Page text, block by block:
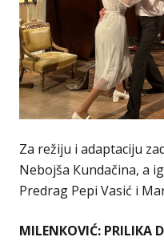
Za režiju i adaptaciju
Nebojša Кundačina, a
Predrag Pepi Vasić i
MILENКOVIĆ: PRILIКA